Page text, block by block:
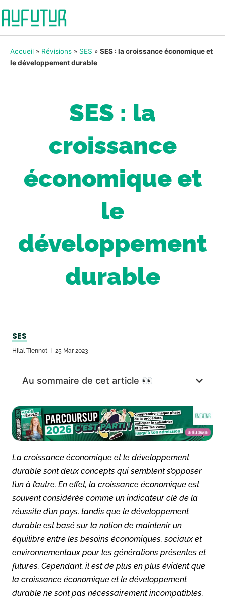
Accueil » Révisions » SES » SES : la croissance économique et
le développement durable
SES : la
croissance
économique et
le
développement
durable
SES
Hilal Tiennot 25 Mar 2023
Au sommaire de cet article 👀
La croissance économique et le développement
durable sont deux concepts qui semblent s’opposer
l’un à l’autre. En effet, la croissance économique est
souvent considérée comme un indicateur clé de la
réussite d’un pays, tandis que le développement
durable est basé sur la notion de maintenir un
équilibre entre les besoins économiques, sociaux et
environnementaux pour les générations présentes et
futures. Cependant, il est de plus en plus évident que
la croissance économique et le développement
durable ne sont pas nécessairement incompatibles,